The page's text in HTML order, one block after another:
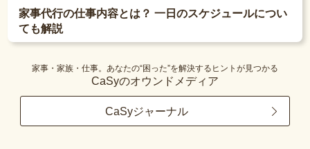
家事代行の仕事内容とは？ 一日のスケジュールについ
ても解説
家事・家族・仕事。あなたの“困った”を解決するヒントが見つかる
CaSyのオウンドメディア
CaSyジャーナル